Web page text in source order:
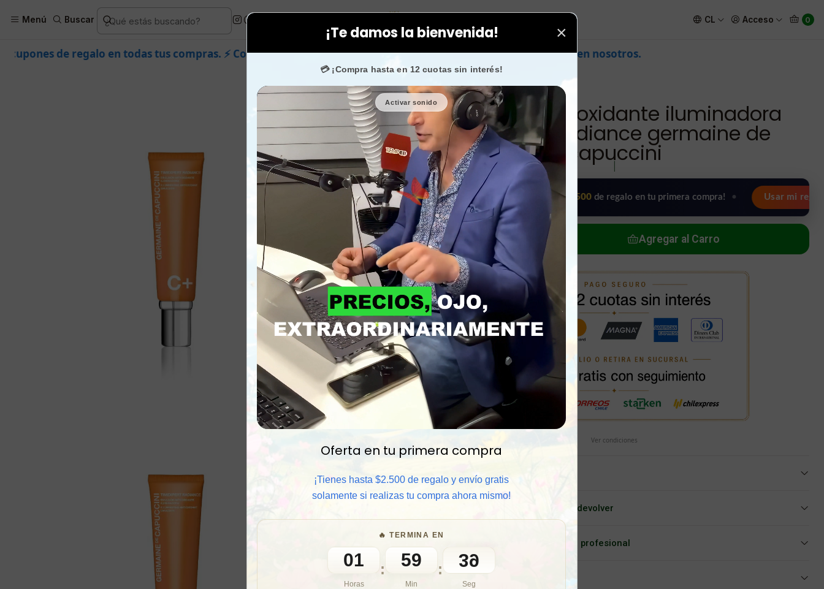
¡Te damos la bienvenida! ×
💳 ¡Compra hasta en 12 cuotas sin interés!
Activar sonido
Oferta en tu primera compra
¡Tienes hasta $2.500 de regalo y envío gratis
solamente si realizas tu compra ahora mismo!
🔥 TERMINA EN
01
Horas
: 59
Min
: 37
Seg
Menú Buscar CL Acceso 0
Germaine de Capuccini Facial Cremas Emulsion antioxidante iluminadora timexpert radiance germaine de capuccini
todas tus compras. ⚡ Compra rápido y aprovecha. 💙 +50.000 fans enInstagramconfían en nosotros.
Emulsion antioxidante iluminadora
timexpert radiance germaine de
capuccini
🎉 Bienvenid@ 🔥 ¡Hasta de regalo en tu primera compra! • Usar mi regalo ahora 🖤
Cantidad
Agregar al Carro
Ver condiciones
📦 Comprar al por mayor
⏰ Garantía 8 meses para cambiar o devolver
🧑‍💼 Atención al cliente y/o Asesoría profesional
🎁 Lo quiero para regalo